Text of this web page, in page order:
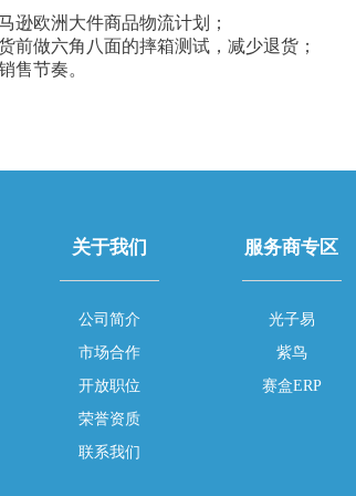
逊欧洲大件商品物流计划；
前做六角八面的摔箱测试，减少退货；
售节奏。
关于我们
公司简介
市场合作
开放职位
荣誉资质
联系我们
服务商专区
光子易
紫鸟
赛盒ERP